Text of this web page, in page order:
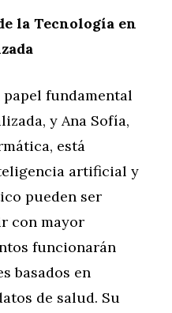
la Tecnología en
fundamental
y Ana Sofía,
está
artificial y
pueden ser
con mayor
funcionarán
basados en
de salud. Su